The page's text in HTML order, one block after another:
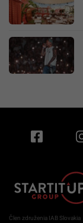
Člen združenia IAB Slovakia